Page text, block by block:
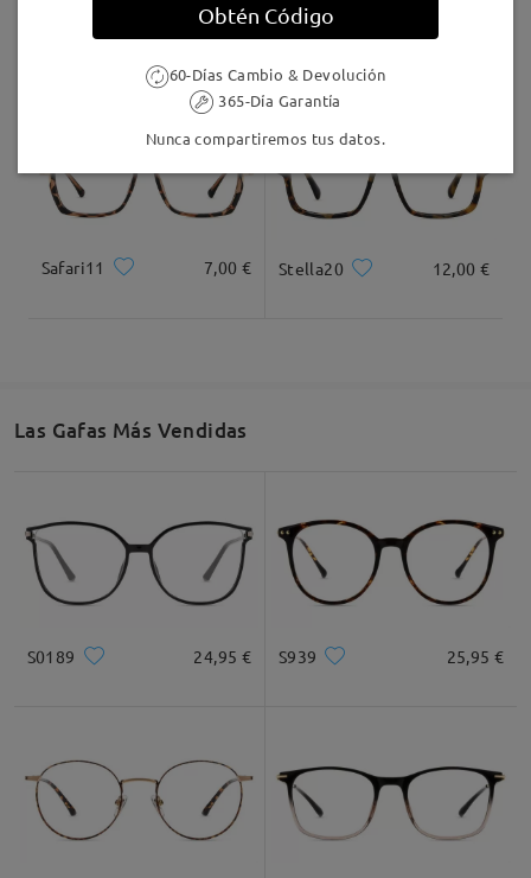
AC49995 24,95 € F907 17,00 €
Safari11 7,00 € Stella20 12,00 €
Las Gafas Más Vendidas
S0189 24,95 € S939 25,95 €
Obtén Código
60-Días Cambio & Devolución
365-Día Garantía
Nunca compartiremos tus datos.